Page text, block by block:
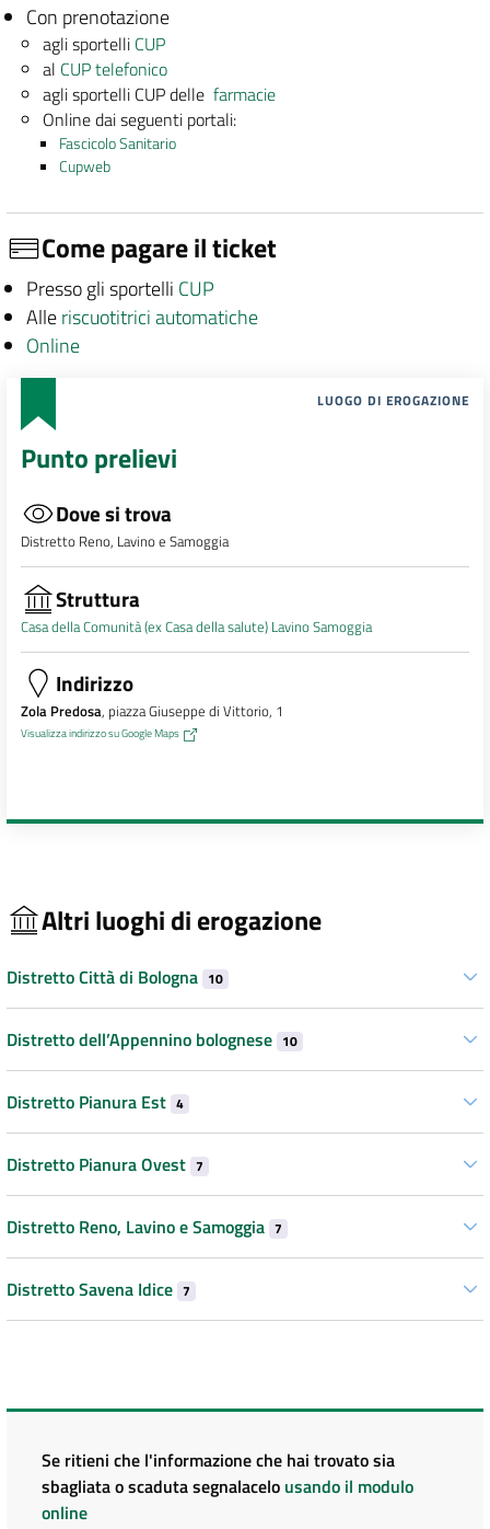
Con prenotazione
agli sportelli CUP
al CUP telefonico
agli sportelli CUP dellefarmacie
Online dai seguenti portali:
Fascicolo Sanitario
Cupweb
Come pagare il ticket
Presso gli sportelli CUP
Alleriscuotitrici automatiche
Online
LUOGO DI EROGAZIONE
Punto prelievi
Dove si trova
Distretto Reno, Lavino e Samoggia
Struttura
Casa della Comunità (ex Casa della salute) Lavino Samoggia
Indirizzo
Zola Predosa, piazza Giuseppe di Vittorio, 1
Visualizza indirizzo su Google Maps
Altri luoghi di erogazione
Distretto Città di Bologna 10
Distretto dell’Appennino bolognese 10
Distretto Pianura Est 4
Distretto Pianura Ovest 7
Distretto Reno, Lavino e Samoggia 7
Distretto Savena Idice 7
Se ritieni che l'informazione che hai trovato sia
sbagliata o scaduta segnalacelo usando il modulo
online